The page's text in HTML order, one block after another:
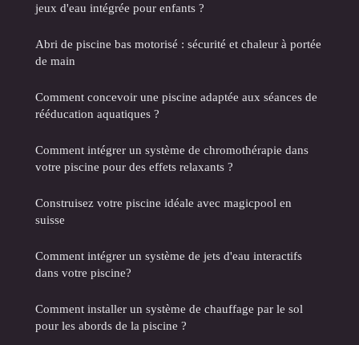
jeux d'eau intégrée pour enfants ?
Abri de piscine bas motorisé : sécurité et chaleur à portée
de main
Comment concevoir une piscine adaptée aux séances de
rééducation aquatiques ?
Comment intégrer un système de chromothérapie dans
votre piscine pour des effets relaxants ?
Construisez votre piscine idéale avec magicpool en
suisse
Comment intégrer un système de jets d'eau interactifs
dans votre piscine?
Comment installer un système de chauffage par le sol
pour les abords de la piscine ?